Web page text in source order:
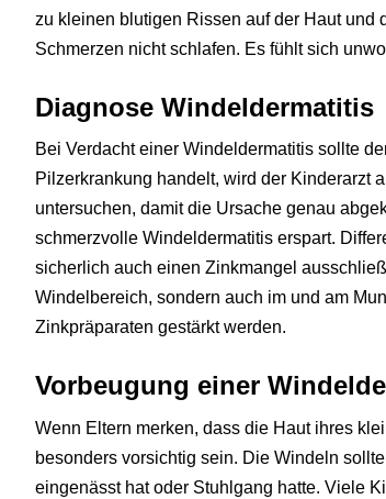
zu kleinen blutigen Rissen auf der Haut und
Schmerzen nicht schlafen. Es fühlt sich
Diagnose Windeldermatitis
Bei Verdacht einer Windeldermatitis sollte
Pilzerkrankung handelt, wird der Kinderarzt
untersuchen, damit die Ursache genau
schmerzvolle Windeldermatitis erspart.
sicherlich auch einen Zinkmangel
Windelbereich, sondern auch im und am
Zinkpräparaten gestärkt werden.
Vorbeugung einer
Wenn Eltern merken, dass die Haut ihres
besonders vorsichtig sein. Die Windeln
eingenässt hat oder Stuhlgang hatte. Viele